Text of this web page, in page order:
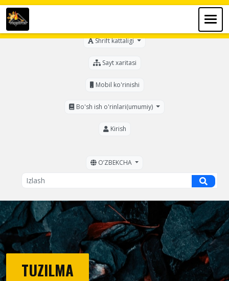
Shrift kattaligi
Sayt xaritasi
Mobil ko'rinishi
Bo'sh ish o'rinlari(umumiy)
Kirish
OʼZBEKCHA
TUZILMA